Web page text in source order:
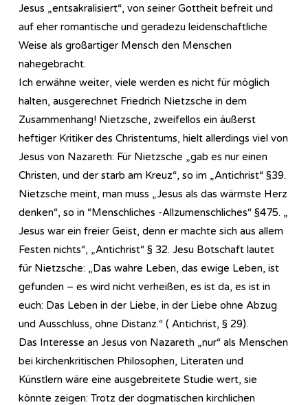
Jesus „entsakralisiert“, von seiner Gottheit befreit und
auf eher romantische und geradezu leidenschaftliche
Weise als großartiger Mensch den Menschen
nahegebracht.
Ich erwähne weiter, viele werden es nicht für möglich
halten, ausgerechnet Friedrich Nietzsche in dem
Zusammenhang! Nietzsche, zweifellos ein äußerst
heftiger Kritiker des Christentums, hielt allerdings viel von
Jesus von Nazareth: Für Nietzsche „gab es nur einen
Christen, und der starb am Kreuz“, so im „Antichrist“ §39.
Nietzsche meint, man muss „Jesus als das wärmste Herz
denken“, so in “Menschliches -Allzumenschliches“ §475. „
Jesus war ein freier Geist, denn er machte sich aus allem
Festen nichts“, „Antichrist“ § 32. Jesu Botschaft lautet
für Nietzsche: „Das wahre Leben, das ewige Leben, ist
gefunden – es wird nicht verheißen, es ist da, es ist in
euch: Das Leben in der Liebe, in der Liebe ohne Abzug
und Ausschluss, ohne Distanz.“ ( Antichrist, § 29).
Das Interesse an Jesus von Nazareth „nur“ als Menschen
bei kirchenkritischen Philosophen, Literaten und
Künstlern wäre eine ausgebreitete Studie wert, sie
könnte zeigen: Trotz der dogmatischen kirchlichen